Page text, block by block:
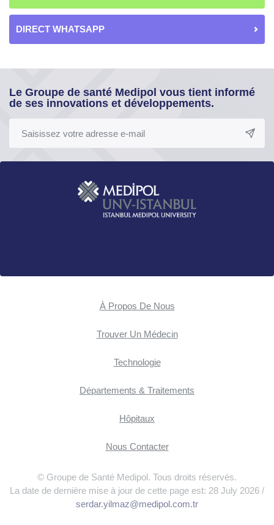
DIRECT WHATSAPP
Le Groupe de santé Medipol vous tient informé
de ses innovations et développements.
À Propos De Nous
Trouver Un Médecin
Technologie
Départements & Traitements
Hôpitaux
Nous Contacter
© Groupe de Santé Medipol. Tous droits réservés.
La date de dernière mise à jour de cette page est: 28 July 2026 /
serdar.yilmaz@medipol.com.tr